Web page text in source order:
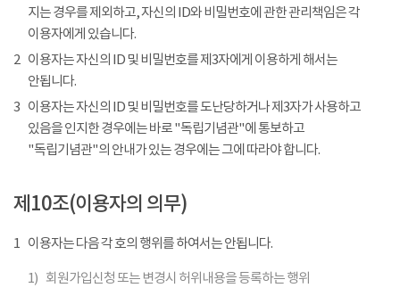
지는 경우를 제외하고, 자신의 ID와 비밀번호에 관한 관리책임은 각
이용자에게 있습니다.
2 이용자는 자신의 ID 및 비밀번호를 제3자에게 이용하게 해서는
안됩니다.
3 이용자는 자신의 ID 및 비밀번호를 도난당하거나 제3자가 사용하고
있음을 인지한 경우에는 바로 "독립기념관"에 통보하고
"독립기념관"의 안내가 있는 경우에는 그에 따라야 합니다.
제10조(이용자의 의무)
1 이용자는 다음 각 호의 행위를 하여서는 안됩니다.
1) 회원가입신청 또는 변경시 허위내용을 등록하는 행위